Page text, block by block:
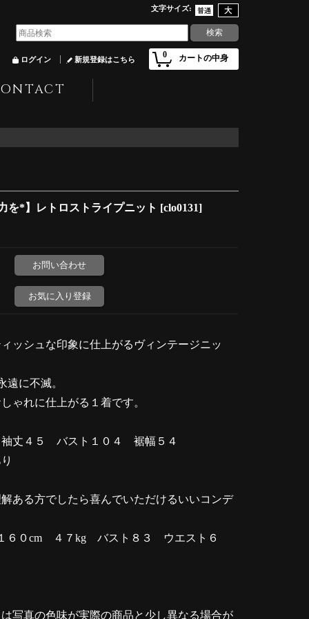
文字サイズ:
0 カートの中身
ログイン 新規登録はこちら
を*】レトロストライプニット [clo0131]
お問い合わせ
お気に入り登録
ッシュな印象に仕上がるヴィンテージニッ
遠に不滅。
ゃれに仕上がる１着です。
丈４５ バスト１０４ 裾幅５４
ある方でしたら喜んでいただけるいいコンデ
６０cm ４７kg バスト８３ ウエスト６
写真の色味が実際の商品と少し異なる場合が